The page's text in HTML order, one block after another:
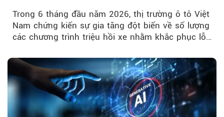
Trong 6 tháng đầu năm 2026, thị trường ô tô Việt
Nam chứng kiến sự gia tăng đột biến về số lượng
các chương trình triệu hồi xe nhằm khắc phục lỗi